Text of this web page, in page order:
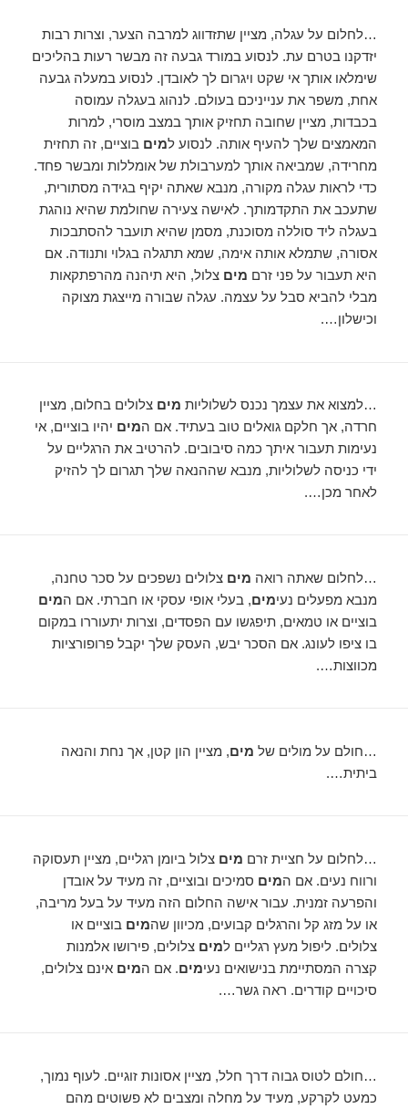
…לחלום על עגלה, מציין שתזדווג למרבה הצער, וצרות רבות
יזדקנו בטרם עת. לנסוע במורד גבעה זה מבשר רעות בהליכים
שימלאו אותך אי שקט ויגרום לך לאובדן. לנסוע במעלה גבעה
אחת, משפר את ענייניכם בעולם. לנהוג בעגלה עמוסה
בכבדות, מציין שחובה תחזיק אותך במצב מוסרי, למרות
המאמצים שלך להעיף אותה. לנסוע למים בוציים, זה תחזית
מחרידה, שמביאה אותך למערבולת של אומללות ומבשר פחד.
כדי לראות עגלה מקורה, מנבא שאתה יקיף בגידה מסתורית,
שתעכב את התקדמותך. לאישה צעירה שחולמת שהיא נוהגת
בעגלה ליד סוללה מסוכנת, מסמן שהיא תועבר להסתבכות
אסורה, שתמלא אותה אימה, שמא תתגלה בגלוי ותנודה. אם
היא תעבור על פני זרם מים צלול, היא תיהנה מהרפתקאות
מבלי להביא סבל על עצמה. עגלה שבורה מייצגת מצוקה
וכישלון….
…למצוא את עצמך נכנס לשלוליות מים צלולים בחלום, מציין
חרדה, אך חלקם גואלים טוב בעתיד. אם המים יהיו בוציים, אי
נעימות תעבור איתך כמה סיבובים. להרטיב את הרגליים על
ידי כניסה לשלוליות, מנבא שההנאה שלך תגרום לך להזיק
לאחר מכן….
…לחלום שאתה רואה מים צלולים נשפכים על סכר טחנה,
מנבא מפעלים נעימים, בעלי אופי עסקי או חברתי. אם המים
בוציים או טמאים, תיפגשו עם הפסדים, וצרות יתעוררו במקום
בו ציפו לעונג. אם הסכר יבש, העסק שלך יקבל פרופורציות
מכווצות….
…חולם על מולים של מים, מציין הון קטן, אך נחת והנאה
ביתית….
…לחלום על חציית זרם מים צלול ביומן רגליים, מציין תעסוקה
ורווח נעים. אם המים סמיכים ובוציים, זה מעיד על אובדן
והפרעה זמנית. עבור אישה החלום הזה מעיד על בעל מריבה,
או על מזג קל והרגלים קבועים, מכיוון שהמים בוציים או
צלולים. ליפול מעץ רגליים למים צלולים, פירושו אלמנות
קצרה המסתיימת בנישואים נעימים. אם המים אינם צלולים,
סיכויים קודרים. ראה גשר….
…חולם לטוס גבוה דרך חלל, מציין אסונות זוגיים. לעוף נמוך,
כמעט לקרקע, מעיד על מחלה ומצבים לא פשוטים מהם